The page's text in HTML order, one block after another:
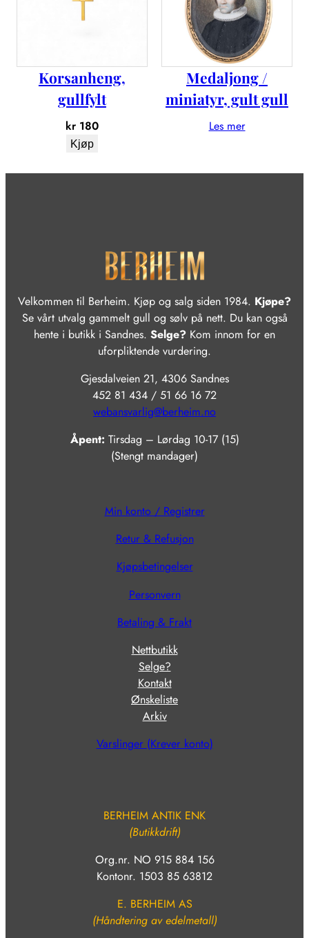
Korsanheng,
gullfylt
kr180
Kjøp
Medaljong /
miniatyr, gult gull
Les mer
Velkommen til Berheim. Kjøp og salg siden 1984. Kjøpe?
Se vårt utvalg gammelt gull og sølv på nett. Du kan også
hente i butikk i Sandnes. Selge? Kom innom for en
uforpliktende vurdering.
Gjesdalveien 21, 4306 Sandnes
452 81 434 / 51 66 16 72
webansvarlig@berheim.no
Åpent: Tirsdag – Lørdag 10-17 (15)
(Stengt mandager)
Min konto / Registrer
Retur & Refusjon
Kjøpsbetingelser
Personvern
Betaling & Frakt
Nettbutikk
Selge?
Kontakt
Ønskeliste
Arkiv
Varslinger (Krever konto)
BERHEIM ANTIK ENK
(Butikkdrift)
Org.nr. NO 915 884 156
Kontonr. 1503 85 63812
E. BERHEIM AS
(Håndtering av edelmetall)